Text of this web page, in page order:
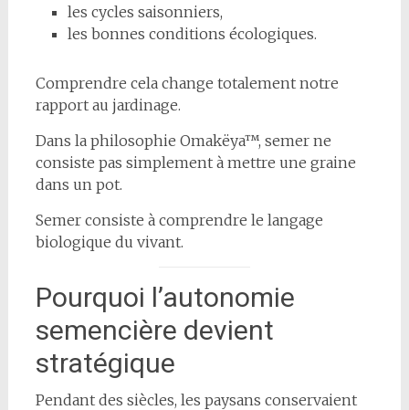
les cycles saisonniers,
les bonnes conditions écologiques.
Comprendre cela change totalement notre
rapport au jardinage.
Dans la philosophie Omakëya™, semer ne
consiste pas simplement à mettre une graine
dans un pot.
Semer consiste à comprendre le langage
biologique du vivant.
Pourquoi l’autonomie
semencière devient
stratégique
Pendant des siècles, les paysans conservaient